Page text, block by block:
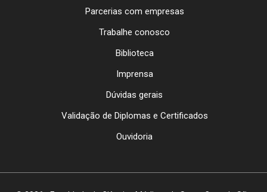
Parcerias com empresas
Trabalhe conosco
Biblioteca
Imprensa
Dúvidas gerais
Validação de Diplomas e Certificados
Ouvidoria